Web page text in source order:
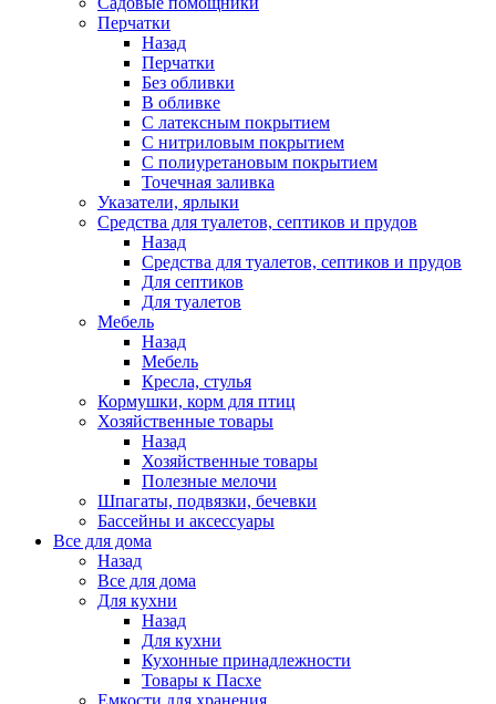
Перчатки
Назад
Перчатки
Без обливки
В обливке
С латексным покрытием
С нитриловым покрытием
С полиуретановым покрытием
Точечная заливка
Указатели, ярлыки
Средства для туалетов, септиков и прудов
Назад
Средства для туалетов, септиков и прудов
Для септиков
Для туалетов
Мебель
Назад
Мебель
Кресла, стулья
Кормушки, корм для птиц
Хозяйственные товары
Назад
Хозяйственные товары
Полезные мелочи
Шпагаты, подвязки, бечевки
Бассейны и аксессуары
Все для дома
Назад
Все для дома
Для кухни
Назад
Для кухни
Кухонные принадлежности
Товары к Пасхе
Емкости для хранения